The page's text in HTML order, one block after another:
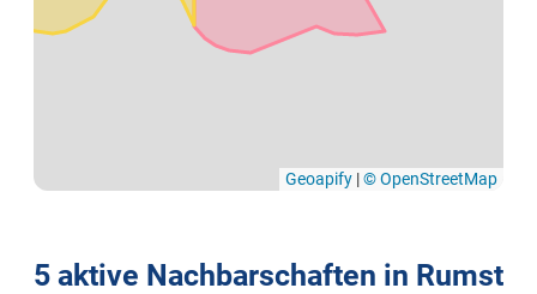
Geoapify |© OpenStreetMap
5 aktive Nachbarschaften in Rumst